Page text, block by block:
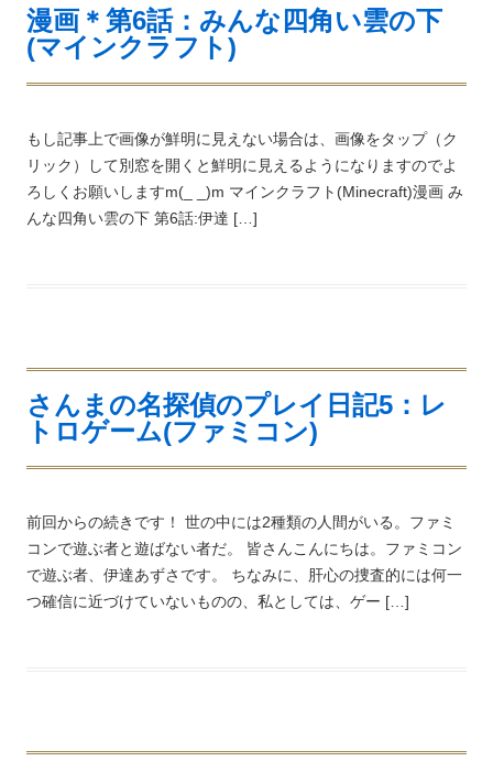
漫画＊第6話：みんな四角い雲の下
(マインクラフト)
もし記事上で画像が鮮明に見えない場合は、画像をタップ（ク
リック）して別窓を開くと鮮明に見えるようになりますのでよ
ろしくお願いしますm(_ _)m マインクラフト(Minecraft)漫画 み
んな四角い雲の下 第6話:伊達 […]
さんまの名探偵のプレイ日記5：レ
トロゲーム(ファミコン)
前回からの続きです！ 世の中には2種類の人間がいる。ファミ
コンで遊ぶ者と遊ばない者だ。 皆さんこんにちは。ファミコン
で遊ぶ者、伊達あずさです。 ちなみに、肝心の捜査的には何一
つ確信に近づけていないものの、私としては、ゲー […]